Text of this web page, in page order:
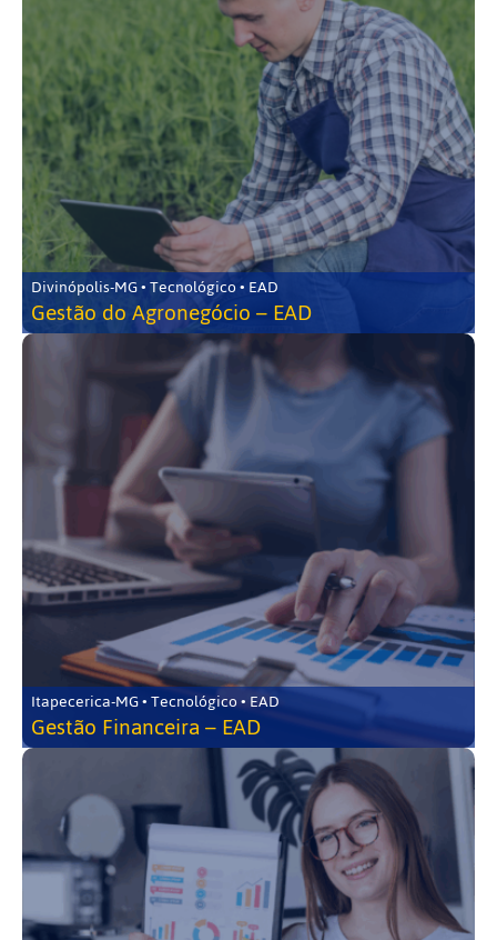
Divinópolis-MG • Tecnológico • EAD
Gestão do Agronegócio – EAD
Itapecerica-MG • Tecnológico • EAD
Gestão Financeira – EAD